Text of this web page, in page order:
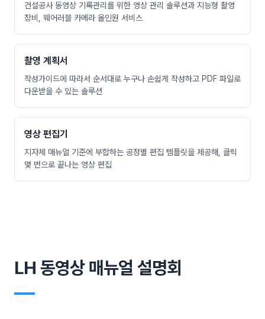
건설공사 동영상 기록관리를 위한 영상 관리 솔루션과 지능형 촬영
장비, 웨어러블 카메라 올인원 서비스
촬영 계획서
작성가이드에 따라서 순서대로 누구나 손쉽게 작성하고 PDF 파일로
다운받을 수 있는 솔루션
영상 편집기
지자체 매뉴얼 기준에 부합하는 공정별 편집 템플릿을 제공해, 클릭
몇 번으로 끝나는 영상 편집
LH 동영상 매뉴얼 설명회
―